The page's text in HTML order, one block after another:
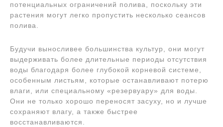
потенциальных ограничений полива, поскольку эти
растения могут легко пропустить несколько сеансов
полива.
Будучи выносливее большинства культур, они могут
выдерживать более длительные периоды отсутствия
воды благодаря более глубокой корневой системе,
особенным листьям, которые останавливают потерю
влаги, или специальному «резервуару» для воды.
Они не только хорошо переносят засуху, но и лучше
сохраняют влагу, а также быстрее
восстанавливаются.